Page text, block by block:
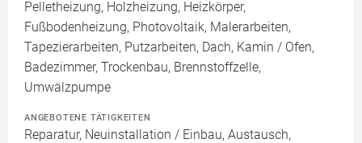
Pelletheizung, Holzheizung, Heizkörper,
Fußbodenheizung, Photovoltaik, Malerarbeiten,
Tapezierarbeiten, Putzarbeiten, Dach, Kamin / Ofen,
Badezimmer, Trockenbau, Brennstoffzelle,
Umwälzpumpe
ANGEBOTENE TÄTIGKEITEN
Reparatur, Neuinstallation / Einbau, Austausch,